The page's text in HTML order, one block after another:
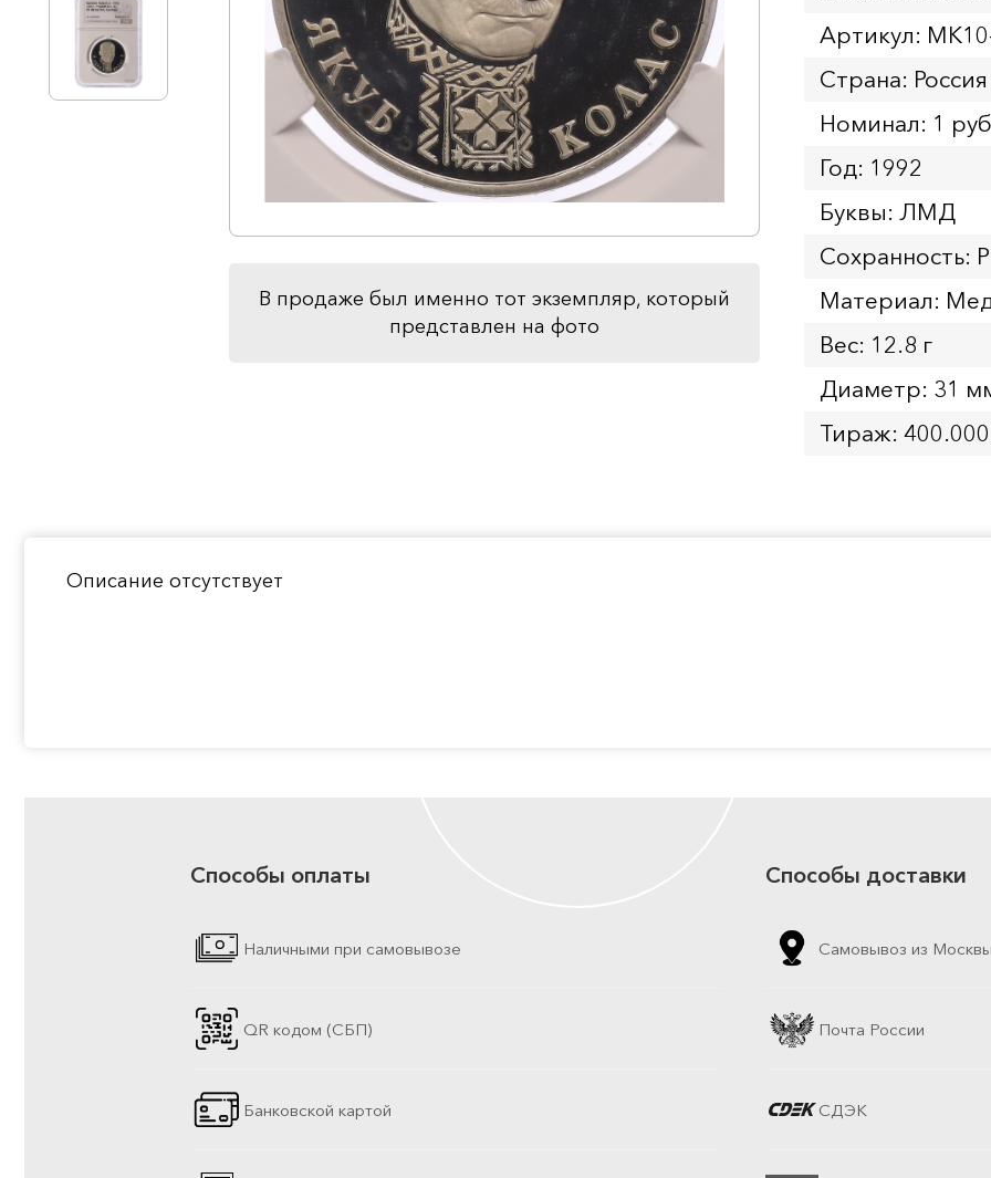
В продаже был именно тот экземпляр, который
представлен на фото
Артикул:
Страна: Россия
Номинал: 1
Год: 1992
Буквы: ЛМД
Сохранность:
Материал:
Вес: 12.8 г
Диаметр: 31
Тираж:
Описание отсутствует
Способы оплаты
Наличными при самовывозе
QR кодом (СБП)
Банковской картой
Способы доставки
Самовывоз из
Почта России
СДЭК